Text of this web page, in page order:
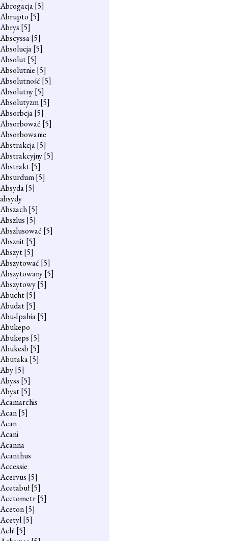
Abrogacja[5]
Abrupto [5]
Abrys [5]
Abscyssa[5]
Absolucja[5]
Absolut[5]
Absolutnie [5]
Absolutność [5]
Absolutny[5]
Absolutyzm[5]
Absorbcja[5]
Absorbować [5]
Absorbowanie
Abstrakcja[5]
Abstrakcyjny[5]
Abstrakt[5]
Absurdum[5]
Absyda[5]
absydy
Abszach[5]
Abszlus [5]
Abszlusować [5]
Absznit[5]
Abszyt[5]
Abszytować [5]
Abszytowany[5]
Abszytowy[5]
Abucht[5]
Abudat[5]
Abu-Ipahia[5]
Abukepo
Abukeps [5]
Abukesb [5]
Abutaka[5]
Aby[5]
Abyss [5]
Abyst[5]
Acamarchis
Acan[5]
Acan
Acani
Acanna
Acanthus
Accessie
Acervus [5]
Acetabuł[5]
Acetometr[5]
Aceton[5]
Acetyl[5]
Ach! [5]